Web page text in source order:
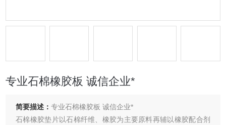
专业石棉橡胶板 诚信企业*
简要描述：专业石棉橡胶板 诚信企业*
石棉橡胶垫片以石棉纤维、橡胶为主要原料再辅以橡胶配合剂